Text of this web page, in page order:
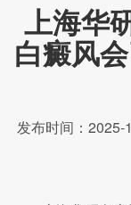
上海华
白癜风
发布时间：2025-